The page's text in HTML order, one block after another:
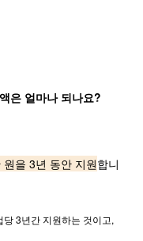
은 얼마나 되나요?
을 3년 동안 지원합니
3년간 지원하는 것이고,